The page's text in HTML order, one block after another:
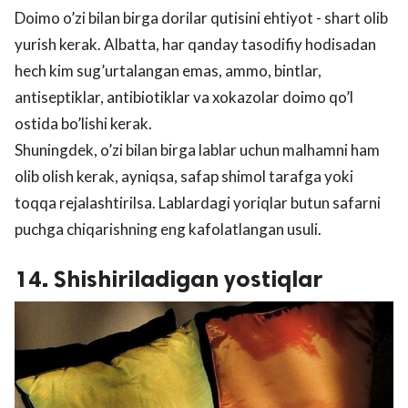
Doimo o’zi bilan birga dorilar qutisini ehtiyot - shart olib
yurish kerak. Albatta, har qanday tasodifiy hodisadan
hech kim sug’urtalangan emas, ammo, bintlar,
antiseptiklar, antibiotiklar va xokazolar doimo qo’l
ostida bo’lishi kerak.
Shuningdek, o’zi bilan birga lablar uchun malhamni ham
olib olish kerak, ayniqsa, safaр shimol tarafga yoki
toqqa rejalashtirilsa. Lablardagi yoriqlar butun safarni
puchga chiqarishning eng kafolatlangan usuli.
14. Shishiriladigan yostiqlar